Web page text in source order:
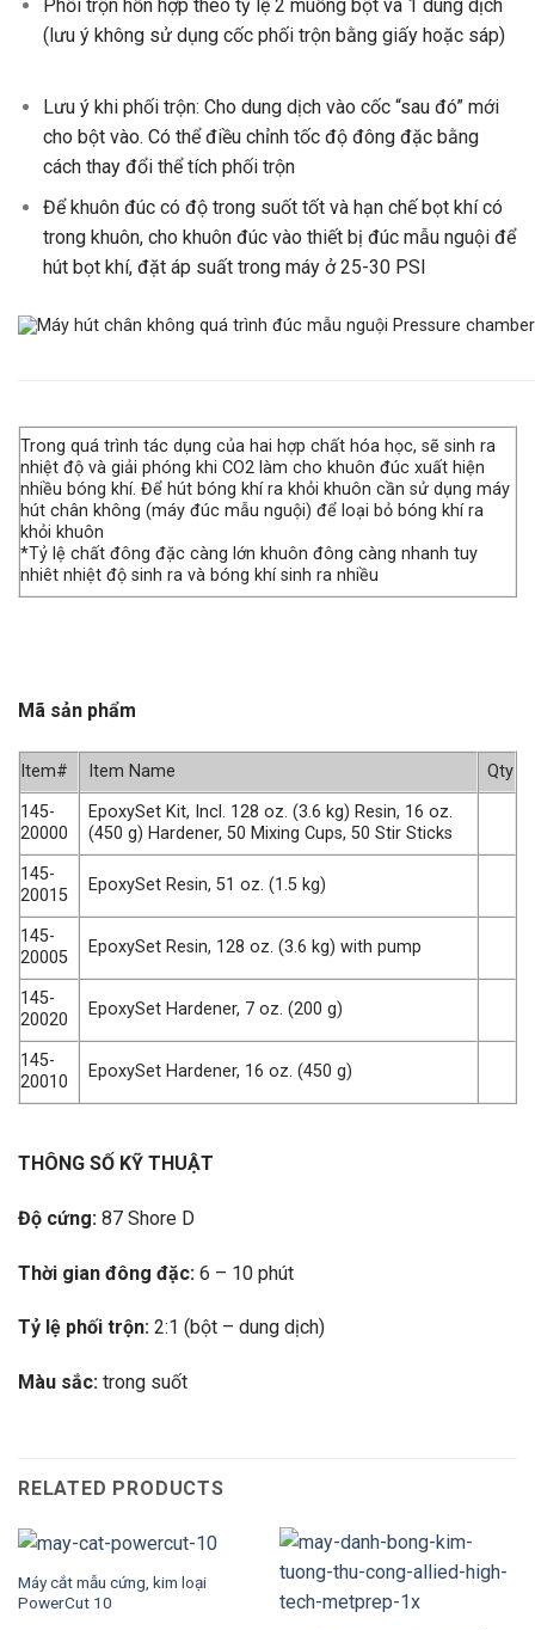
Phối trộn hỗn hợp theo tỷ lệ 2 muỗng bột và 1 dung dịch
(lưu ý không sử dụng cốc phối trộn bằng giấy hoặc sáp)
Lưu ý khi phối trộn: Cho dung dịch vào cốc “sau đó” mới
cho bột vào. Có thể điều chỉnh tốc độ đông đặc bằng
cách thay đổi thể tích phối trộn
Để khuôn đúc có độ trong suốt tốt và hạn chế bọt khí có
trong khuôn, cho khuôn đúc vào thiết bị đúc mẫu nguội để
hút bọt khí, đặt áp suất trong máy ở 25-30 PSI
Trong quá trình tác dụng của hai hợp chất hóa học, sẽ sinh ra
nhiệt độ và giải phóng khi CO2 làm cho khuôn đúc xuất hiện
nhiều bóng khí. Để hút bóng khí ra khỏi khuôn cần sử dụng máy
hút chân không (máy đúc mẫu nguội) để loại bỏ bóng khí ra
khỏi khuôn
*Tỷ lệ chất đông đặc càng lớn khuôn đông càng nhanh tuy
nhiêt nhiệt độ sinh ra và bóng khí sinh ra nhiều
Mã sản phẩm
Item# Item Name
Qty
145-
20000
EpoxySet Kit, Incl. 128 oz. (3.6 kg) Resin, 16 oz.
(450 g) Hardener, 50 Mixing Cups, 50 Stir Sticks
145-
20015
EpoxySet Resin, 51 oz. (1.5 kg)
145-
20005
EpoxySet Resin, 128 oz. (3.6 kg) with pump
145-
20020
EpoxySet Hardener, 7 oz. (200 g)
145-
20010
EpoxySet Hardener, 16 oz. (450 g)
THÔNG SỐ KỸ THUẬT
Độ cứng: 87 Shore D
Thời gian đông đặc: 6 – 10 phút
Tỷ lệ phối trộn: 2:1 (bột – dung dịch)
Màu sắc: trong suốt
RELATED PRODUCTS
Máy cắt mẫu cứng, kim loại
PowerCut 10